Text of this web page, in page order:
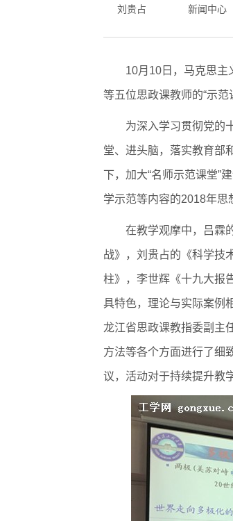
刘贵占
新闻中心
10月10日，马克思主
等五位思政课教师的“示范
为深入学习贯彻党的
堂、进头脑，落实教育部
下，加大“名师示范课堂”
学示范等内容的2018年思
在教学观摩中，吕霖
战》，刘贵占的《科学技
柱》，李世辉《十九大报
具特色，理论与实际案例
龙江省思政课教指委副主
方法等各个方面进行了细
议，活动对于持续提升教
第18届国际大学生雪雕大赛